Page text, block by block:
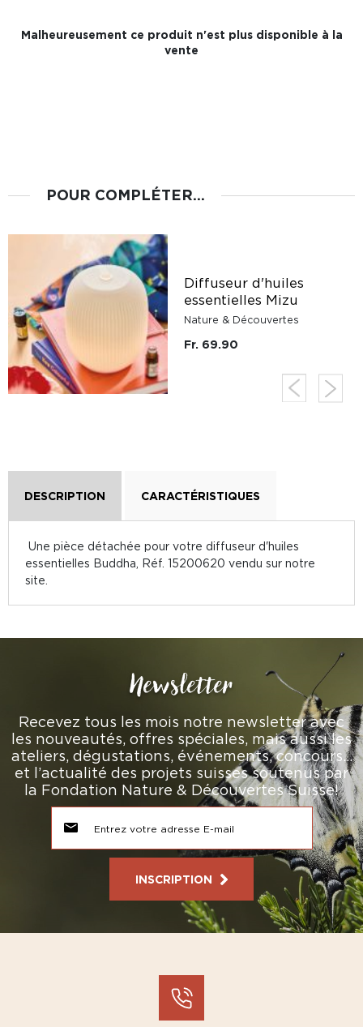
Malheureusement ce produit n'est plus disponible à la
vente
POUR COMPLÉTER...
Diffuseur d'huiles
essentielles Mizu
Nature & Découvertes
Fr. 69.90
DESCRIPTION CARACTÉRISTIQUES
Une pièce détachée pour votre diffuseur d'huiles
essentielles Buddha, Réf. 15200620 vendu sur notre
site.
Newsletter
Recevez tous les mois notre newsletter avec
les nouveautés, offres spéciales, mais aussi les
ateliers, dégustations, événements, concours…
et l’actualité des projets suisses soutenus par
la Fondation Nature & Découvertes Suisse!
INSCRIPTION